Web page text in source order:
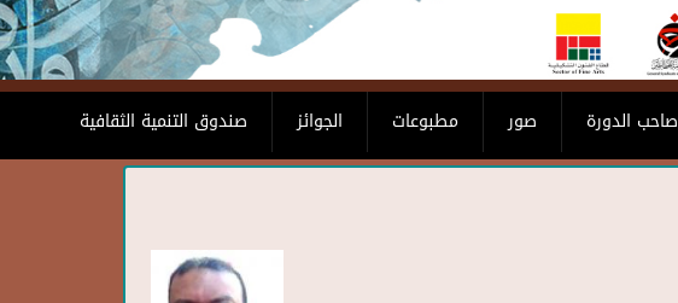
صندوق التنمية الثقافية الجوائز مطبوعات صور صاحب الدورة